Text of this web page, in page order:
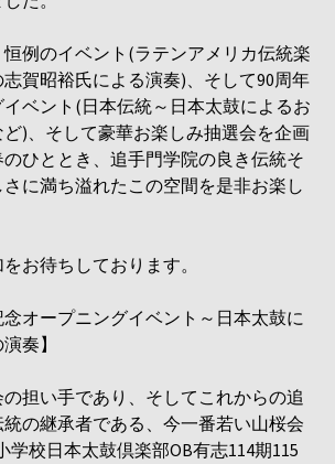
例のイベント(ラテンアメリカ伝統楽
賀昭裕氏による演奏)、そして90周年
ベント(日本伝統～日本太鼓によるお
)、そして豪華お楽しみ抽選会を企画
ひととき、追手門学院の良き伝統そ
に満ち溢れたこの空間を是非お楽し
お待ちしております。
念オープニングイベント～日本太鼓に
奏】
担い手であり、そしてこれからの追
の継承者である、今一番若い山桜会
学校日本太鼓倶楽部OB有志114期115